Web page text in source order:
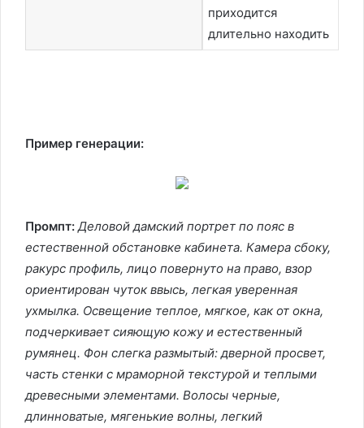
приходится
длительно находить
Пример генерации:
Промпт: ​​Деловой дамский портрет по пояс в
естественной обстановке кабинета. Камера сбоку,
ракурс профиль, лицо повернуто на право, взор
ориентирован чуток ввысь, легкая уверенная
ухмылка. Освещение теплое, мягкое, как от окна,
подчеркивает сияющую кожу и естественный
румянец. Фон слегка размытый: дверной просвет,
часть стенки с мраморной текстурой и теплыми
древесными элементами. Волосы черные,
длинноватые, мягенькие волны, легкий